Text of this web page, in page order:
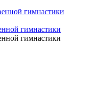
гимнастики
гимнастики
гимнастики